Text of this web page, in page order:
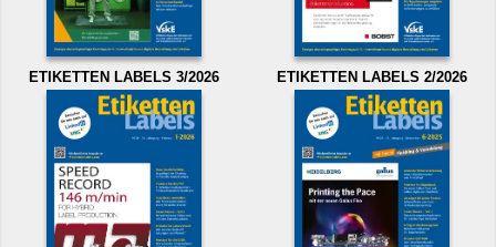
ETIKETTEN LABELS 3/2026 ETIKETTEN LABELS 2/2026